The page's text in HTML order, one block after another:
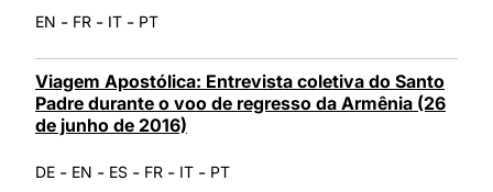
EN - FR - IT - PT
Viagem Apostólica: Entrevista coletiva do Santo
Padre durante o voo de regresso da Armênia (26
de junho de 2016)
DE - EN - ES - FR - IT - PT